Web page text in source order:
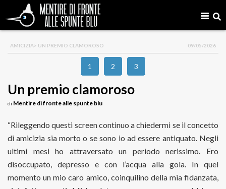
AMICIZIA> UN PREMIO CLAMOROSO 09/05/2026
1 2 3
Un premio clamoroso
di Mentire di fronte alle spunte blu
“Rileggendo questi screen continuo a chiedermi se il concetto
di amicizia sia morto o se sono io ad essere antiquato. Negli
ultimi mesi ho attraversato un periodo nerissimo. Ero
disoccupato, depresso e con l’acqua alla gola. In quel
momento un mio caro amico, coinquilino della mia fidanzata,